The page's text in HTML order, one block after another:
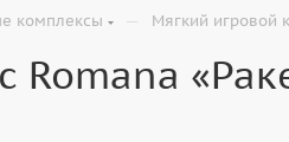
комплексы — Мягкий игровой
Romana